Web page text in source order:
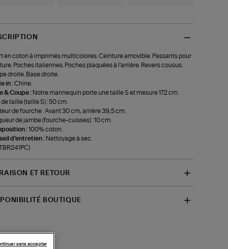
en coton à imprimés multicolores. Ceinture amovible. Passants pour
Poches italiennes. Poches plaquées à l'arrière. Revers cousus.
droite. Base droite.
in :Chine.
& Coupe : Notre mannequin porte une taille S et mesure 172 cm.
de taille (taille S) : 50 cm.
de fourche : Avant 30 cm, arrière 39,5 cm.
de jambe (fourche-cuisses) : 10 cm.
:100% coton.
d'entretien : Nettoyage à sec.
ET RETOUR
BOUTIQUE
sans accepter